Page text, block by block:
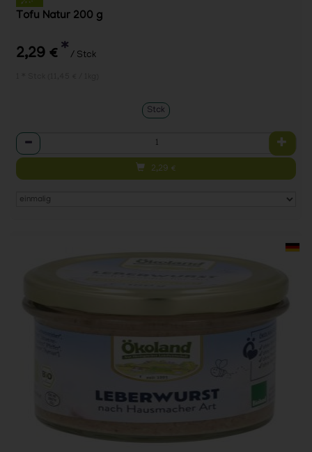
Tofu Natur 200 g
2,29 € * / Stck
Stck
Anzahl
2,29 €